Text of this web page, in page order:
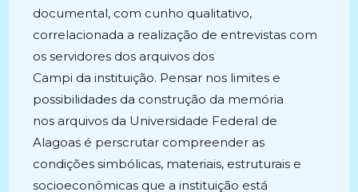
documental, com cunho qualitativo,
correlacionada a realização de entrevistas com
os servidores dos arquivos dos
Campi da instituição. Pensar nos limites e
possibilidades da construção da memória
nos arquivos da Universidade Federal de
Alagoas é perscrutar compreender as
condições simbólicas, materiais, estruturais e
socioeconômicas que a instituição está